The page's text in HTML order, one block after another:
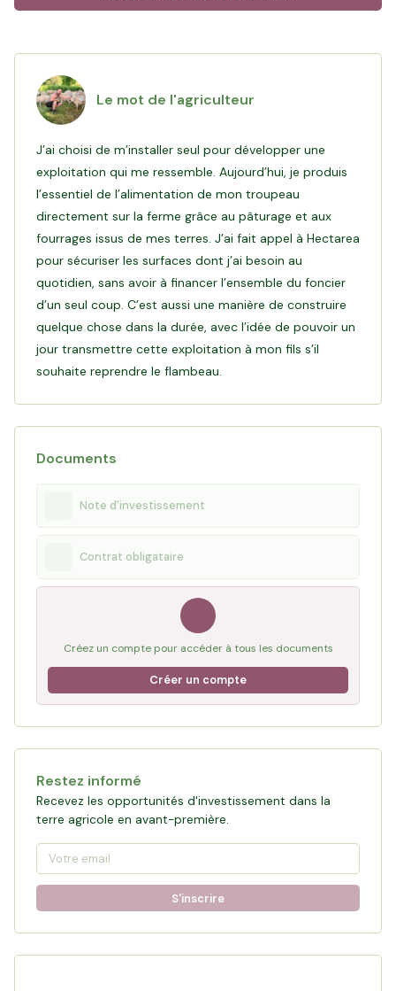
Objectif du financement
Ludovic de sécuriser des surfaces de pâturage autour de son
corps de ferme, garantir l'autonomie fourragère pour ses
animaux et préparer sereinement la transmission de la ferme à
son fils.
Le mot de l'agriculteur
J’ai choisi de m’installer seul pour développer une
exploitation qui me ressemble. Aujourd’hui, je produis
l’essentiel de l’alimentation de mon troupeau
directement sur la ferme grâce au pâturage et aux
fourrages issus de mes terres. J’ai fait appel à Hectarea
pour sécuriser les surfaces dont j’ai besoin au
quotidien, sans avoir à financer l’ensemble du foncier
d’un seul coup. C’est aussi une manière de construire
quelque chose dans la durée, avec l’idée de pouvoir un
jour transmettre cette exploitation à mon fils s’il
souhaite reprendre le flambeau.
Documents
Note d'investissement
Contrat obligataire
Créez un compte pour accéder à tous les documents
Créer un compte
Restez informé
Recevez les opportunités d'investissement dans la
terre agricole en avant-première.
S'inscrire